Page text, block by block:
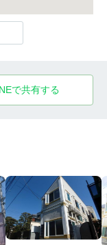
で共有する